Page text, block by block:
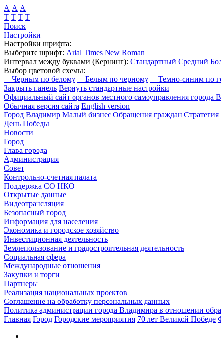
А А А
Т Т Т Т
Поиск
Настройки
Настройки шрифта:
Выберите шрифт: Arial Times New Roman
Интервал между буквами (Кернинг): Стандартный Средний
Выбор цветовой схемы:
—Черным по белому —Белым по черному —Темно-синим по
Закрыть панель Вернуть стандартные настройки
Официальный сайт органов местного самоуправления города
Обычная версия сайта English version
Город Владимир Малый бизнес Обращения граждан Стратегия
День Победы
Новости
Город
Глава города
Администрация
Совет
Контрольно-счетная палата
Поддержка СО НКО
Открытые данные
Видеотрансляция
Безопасный город
Информация для населения
Экономика и городское хозяйство
Инвестиционная деятельность
Землепользование и градостроительная деятельность
Социальная сфера
Международные отношения
Закупки и торги
Партнеры
Реализация национальных проектов
Соглашение на обработку персональных данных
Политика администрации города Владимира в отношении
Главная Город Городские мероприятия 70 лет Великой Победе